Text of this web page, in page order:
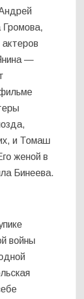
Громова,
—
и Томаш
женой в
Бинеева.
войны